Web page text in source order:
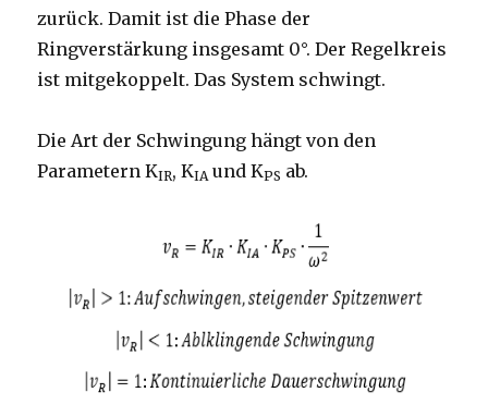
zurück. Damit ist die Phase der
Ringverstärkung insgesamt 0°. Der Regelkreis
ist mitgekoppelt. Das System schwingt.
Die Art der Schwingung hängt von den
Parametern KIR, KIA und KPS ab.